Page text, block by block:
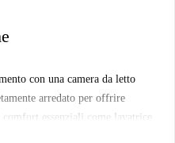
con una camera da letto
arredato per offrire
essenziali come lavatrice
un design esterno che offre luce